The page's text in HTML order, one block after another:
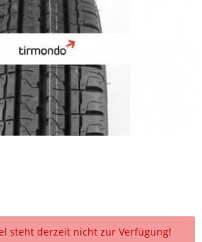
steht derzeit nicht zur Verfügung!